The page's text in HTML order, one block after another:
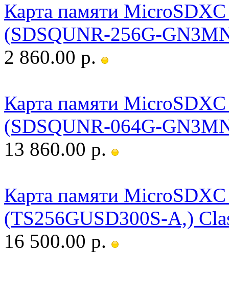
Карта памяти
(SDSQUNR-256G-
2 860.00 р.
Карта памяти
(SDSQUNR-064G-
13 860.00 р.
Карта памяти
(TS256GUSD300S-A,)
16 500.00 р.